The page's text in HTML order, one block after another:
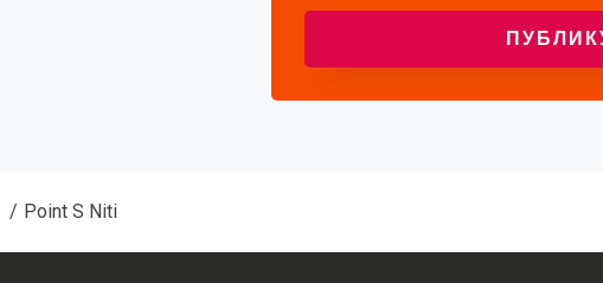
Point S Niti